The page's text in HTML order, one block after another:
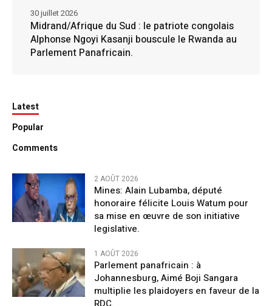
Midrand/Afrique du Sud : le patriote congolais
Alphonse Ngoyi Kasanji bouscule le Rwanda au
Parlement Panafricain.
30 juillet 2026
Latest
Popular
Comments
2 AOÛT 2026
Mines: Alain Lubamba, député
honoraire félicite Louis Watum pour
sa mise en œuvre de son initiative
legislative.
1 AOÛT 2026
Parlement panafricain : à
Johannesburg, Aimé Boji Sangara
multiplie les plaidoyers en faveur de la